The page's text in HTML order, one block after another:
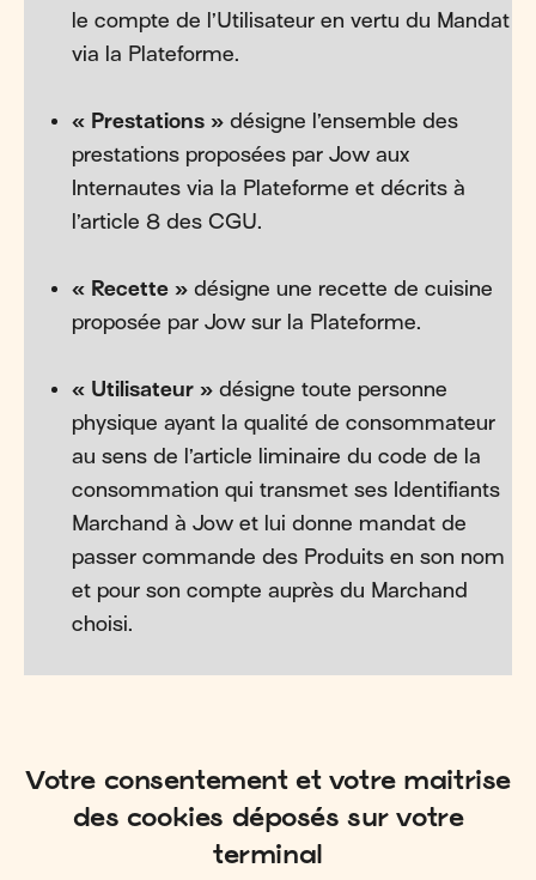
le compte de l’Utilisateur en vertu du Mandat
via la Plateforme.
« Prestations » désigne l’ensemble des
prestations proposées par Jow aux
Internautes via la Plateforme et décrits à
l’article 8 des CGU.
« Recette » désigne une recette de cuisine
proposée par Jow sur la Plateforme.
« Utilisateur » désigne toute personne
physique ayant la qualité de consommateur
au sens de l’article liminaire du code de la
consommation qui transmet ses Identifiants
Marchand à Jow et lui donne mandat de
passer commande des Produits en son nom
et pour son compte auprès du Marchand
choisi.
Votre consentement et votre maitrise
des cookies déposés sur votre
terminal